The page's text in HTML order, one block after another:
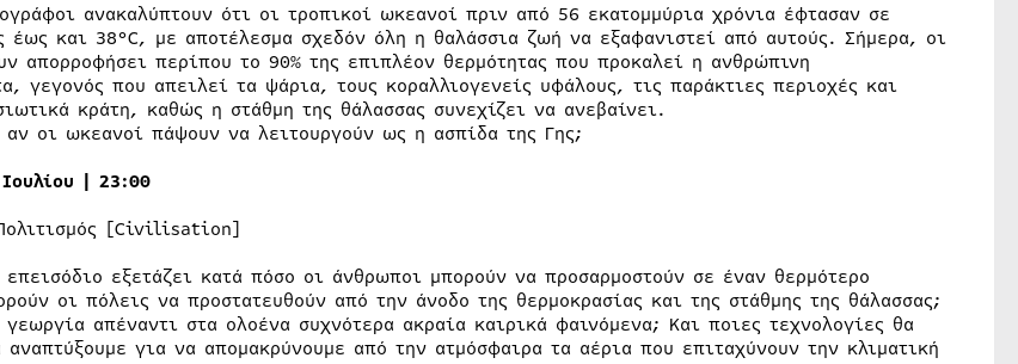
ανακαλύπτουν ότι οι τροπικοί ωκεανοί πριν από 56 εκατομμύρια χρόνια έφτασαν σε
έως και 38°C, με αποτέλεσμα σχεδόν όλη η θαλάσσια ζωή να εξαφανιστεί από αυτούς. Σήμερα, οι
απορροφήσει περίπου το 90% της επιπλέον θερμότητας που προκαλεί η ανθρώπινη
γεγονός που απειλεί τα ψάρια, τους κοραλλιογενείς υφάλους, τις παράκτιες περιοχές και
κράτη, καθώς η στάθμη της θάλασσας συνεχίζει να ανεβαίνει.
αν οι ωκεανοί πάψουν να λειτουργούν ως η ασπίδα της Γης;
| 23:00
[Civilisation]
επεισόδιο εξετάζει κατά πόσο οι άνθρωποι μπορούν να προσαρμοστούν σε έναν θερμότερο
οι πόλεις να προστατευθούν από την άνοδο της θερμοκρασίας και της στάθμης της θάλασσας;
απέναντι στα ολοένα συχνότερα ακραία καιρικά φαινόμενα; Και ποιες τεχνολογίες θα
αναπτύξουμε για να απομακρύνουμε από την ατμόσφαιρα τα αέρια που επιταχύνουν την κλιματική